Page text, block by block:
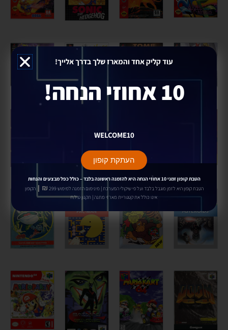
עוד קליק אחד והמארז שלך בדרך אלייך!
10 אחוזי הנחה!
WELCOME10
העתקת קופון
הטבת קופון זמני 10 אחוזי הנחה היא להזמנה ראשונה בלבד –כולל כפל מבצעים והנחות
הטבת קופון היא לזמן מוגבל בלבד ועל פי שיקולי המערכת | מינימום הזמנה למימוש 299
₪ |הקופון
אינו כולל את קטגוריית מארזי מתנה | תקנון ט.ל.ח